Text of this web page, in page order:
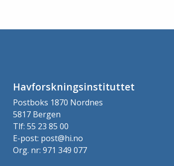
Havforskningsinstituttet
Postboks 1870 Nordnes
5817 Bergen
Tlf: 55 23 85 00
E-post: post@hi.no
Org. nr: 971 349 077